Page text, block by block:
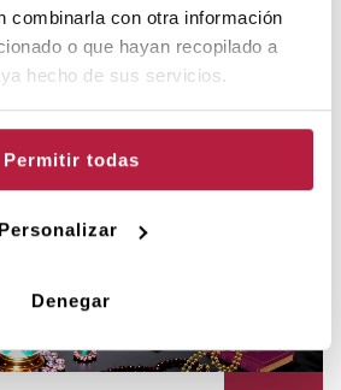
combinarla con otra información
o que hayan recopilado a
hecho de sus servicios.
Permitir todas
Personalizar
Denegar